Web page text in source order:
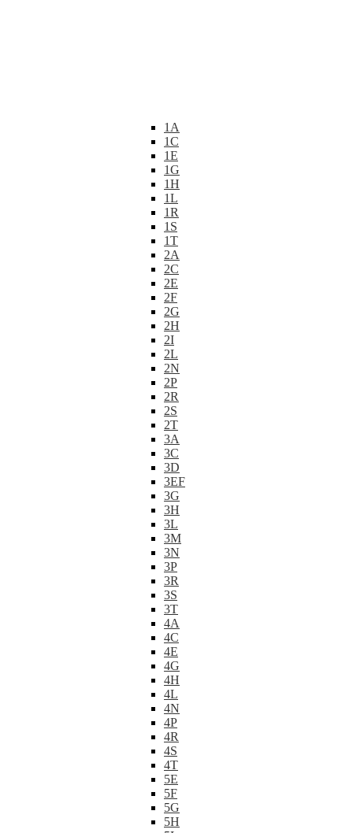
1A
1C
1E
1G
1H
1L
1R
1S
1T
2A
2C
2E
2F
2G
2H
2I
2L
2N
2P
2R
2S
2T
3A
3C
3D
3EF
3G
3H
3L
3M
3N
3P
3R
3S
3T
4A
4C
4E
4G
4H
4L
4N
4P
4R
4S
4T
5E
5F
5G
5H